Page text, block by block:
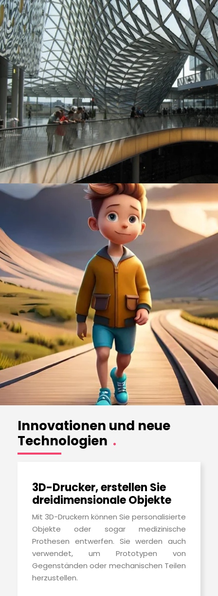
Innovationen und neue
Technologien .
3D-Drucker, erstellen Sie
dreidimensionale Objekte
Mit 3D-Druckern können Sie personalisierte
Objekte oder sogar medizinische
Prothesen entwerfen. Sie werden auch
verwendet, um Prototypen von
Gegenständen oder mechanischen Teilen
herzustellen.